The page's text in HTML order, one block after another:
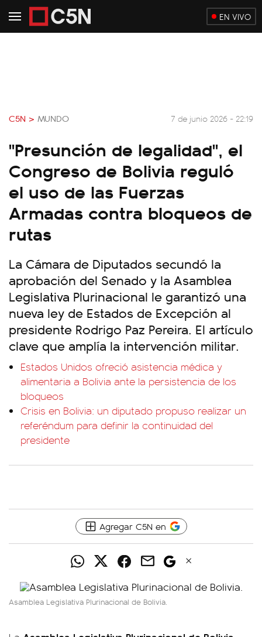
EN VIVO
C5N > MUNDO 7 de junio 2026 - 22:19
"Presunción de legalidad", el
Congreso de Bolivia reguló
el uso de las Fuerzas
Armadas contra bloqueos de
rutas
La Cámara de Diputados secundó la
aprobación del Senado y la Asamblea
Legislativa Plurinacional le garantizó una
nueva ley de Estados de Excepción al
presidente Rodrigo Paz Pereira. El artículo
clave que amplía la intervención militar.
Estados Unidos ofreció asistencia médica y
alimentaria a Bolivia ante la persistencia de los
bloqueos
Crisis en Bolivia: un diputado propuso realizar un
referéndum para definir la continuidad del
presidente
Agregar C5N en
Asamblea Legislativa Plurinacional de Bolivia.